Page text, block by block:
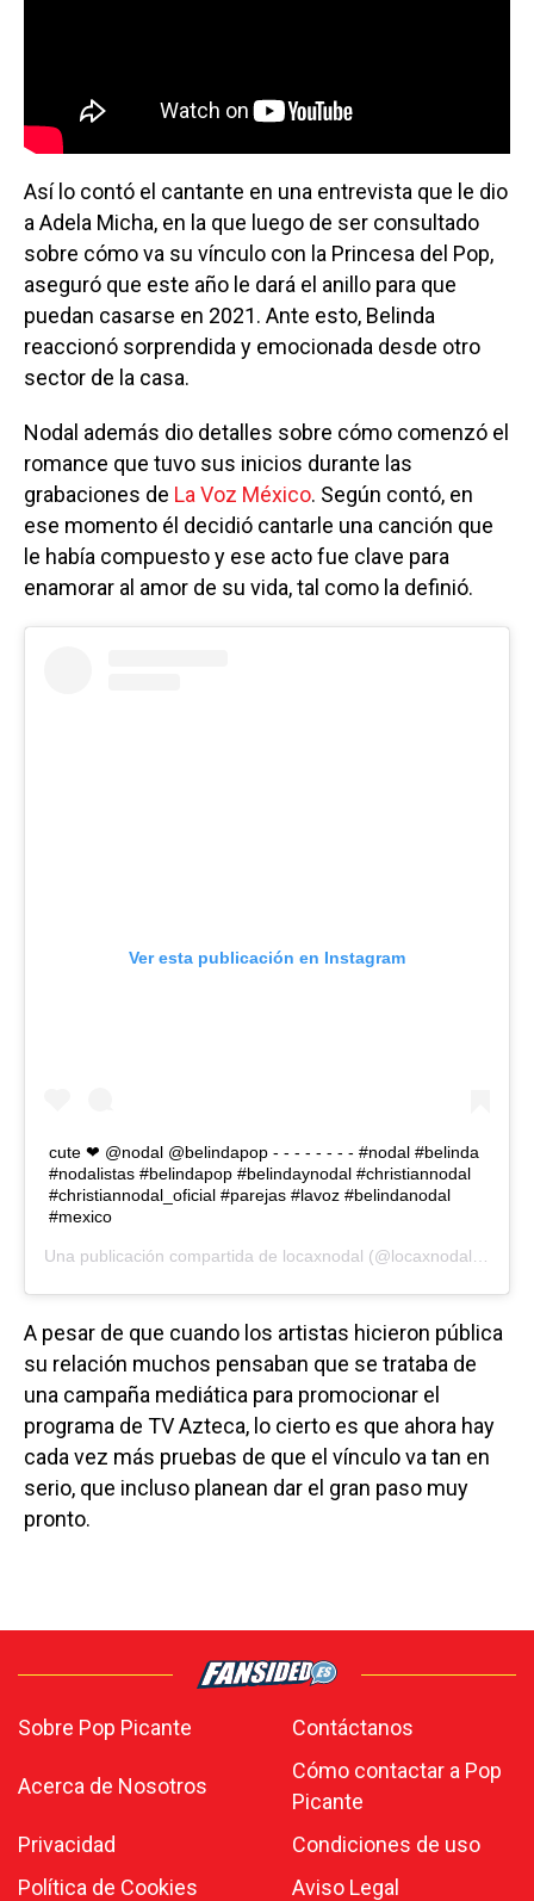
Así lo contó el cantante en una entrevista que le dio
a Adela Micha, en la que luego de ser consultado
sobre cómo va su vínculo con la Princesa del Pop,
aseguró que este año le dará el anillo para que
puedan casarse en 2021. Ante esto, Belinda
reaccionó sorprendida y emocionada desde otro
sector de la casa.
Nodal además dio detalles sobre cómo comenzó el
romance que tuvo sus inicios durante las
grabaciones de La Voz México. Según contó, en
ese momento él decidió cantarle una canción que
le había compuesto y ese acto fue clave para
enamorar al amor de su vida, tal como la definió.
Ver esta publicación en Instagram
cute ❤ @nodal @belindapop - - - - - - - - #nodal #belinda
#nodalistas #belindapop #belindaynodal #christiannodal
#christiannodal_oficial #parejas #lavoz #belindanodal
#mexico
Una publicación compartida de locaxnodal (@locaxnodal) el
A pesar de que cuando los artistas hicieron pública
su relación muchos pensaban que se trataba de
una campaña mediática para promocionar el
programa de TV Azteca, lo cierto es que ahora hay
cada vez más pruebas de que el vínculo va tan en
serio, que incluso planean dar el gran paso muy
pronto.
Sobre Pop Picante Contáctanos
Acerca de Nosotros
Cómo contactar a Pop
Picante
Privacidad
Condiciones de uso
Política de Cookies
Aviso Legal